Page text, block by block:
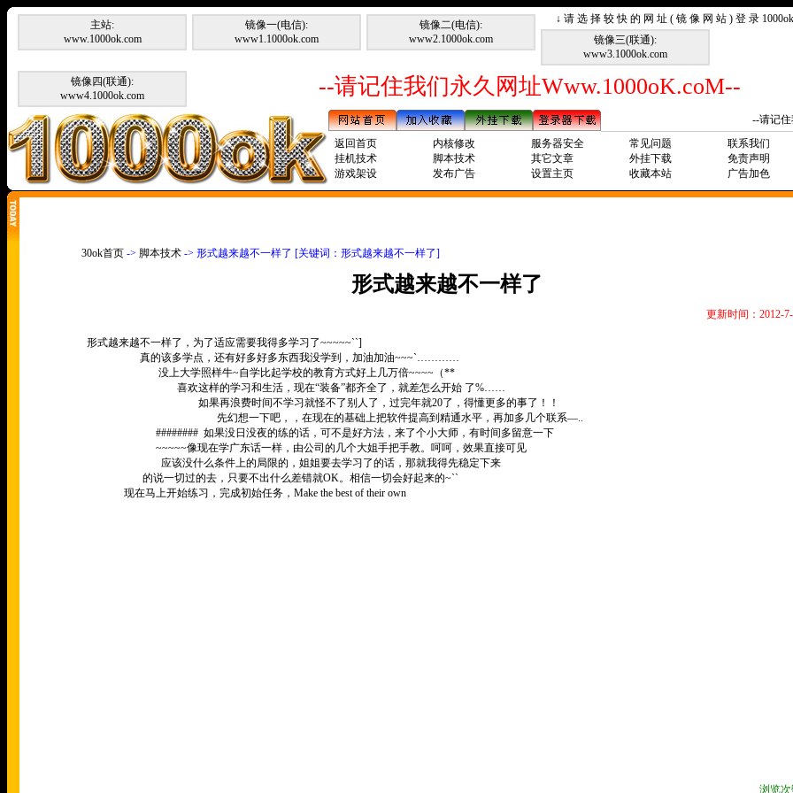
↓ 请 选 择 较 快 的 网 址 ( 镜 像 网 站 ) 登 录
主站:
www.1000ok.com
镜像一(电信):
www1.1000ok.com
镜像二(电信):
www2.1000ok.com
镜像三(联通):
www3.1000ok.com
镜像四(联通):
www4.1000ok.com
--请记住我们永久网址Www.1000oK.coM--
--请记住
返回首页
内核修改 服务器安全 常见问题
联系我们
挂机技术
脚本技术 其它文章 外挂下载
免责声明
游戏架设
发布广告 设置主页 收藏本站 广告加色
30ok首页 -> 脚本技术 -> 形式越来越不一样了 [关键词：形式越来越不一样了]
形式越来越不一样了
更新时间：2012-
形式越来越不一样了，为了适应需要我得多学习了~~~~~``]
真的该多学点，还有好多好多东西我没学到，加油加油~~~`…………
没上大学照样牛~自学比起学校的教育方式好上几万倍~~~~ （**
喜欢这样的学习和生活，现在“装备”都齐全了，就差怎么开始 了%……
如果再浪费时间不学习就怪不了别人了，过完年就20了，得懂更多的事了！！
先幻想一下吧，，在现在的基础上把软件提高到精通水平，再加多几个联系—..
######## 如果没日没夜的练的话，可不是好方法，来了个小大师，有时间多留意一下
~~~~~像现在学广东话一样，由公司的几个大姐手把手教。呵呵，效果直接可见
应该没什么条件上的局限的，姐姐要去学习了的话，那就我得先稳定下来
的说一切过的去，只要不出什么差错就OK。相信一切会好起来的~``
现在马上开始练习，完成初始任务， Make the best of their own
浏览